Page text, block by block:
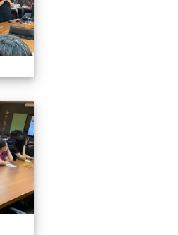
111新進教師研習